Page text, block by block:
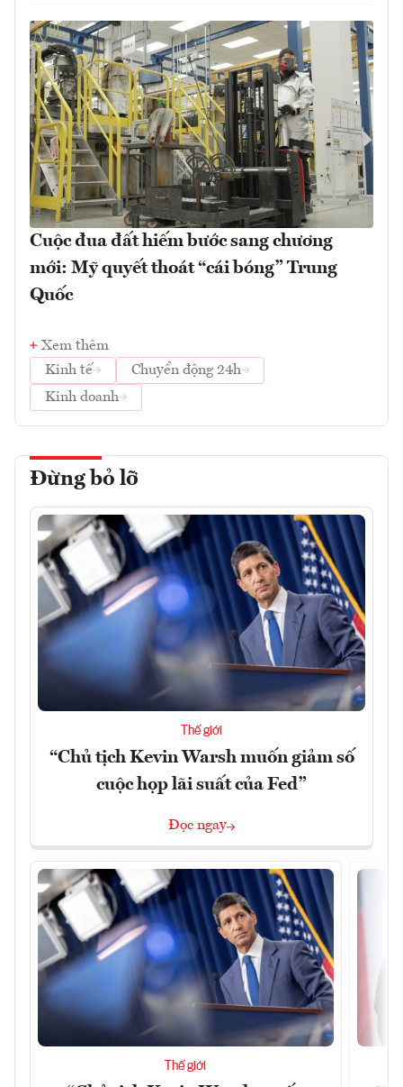
Cuộc đua đất hiếm bước sang chương
mới: Mỹ quyết thoát “cái bóng” Trung
Quốc
Xem thêm
Kinh tế
Chuyển động 24h
Kinh doanh
Đừng bỏ lỡ
Thế giới
“Chủ tịch Kevin Warsh muốn giảm số
cuộc họp lãi suất của Fed”
Đọc ngay
Thế giới